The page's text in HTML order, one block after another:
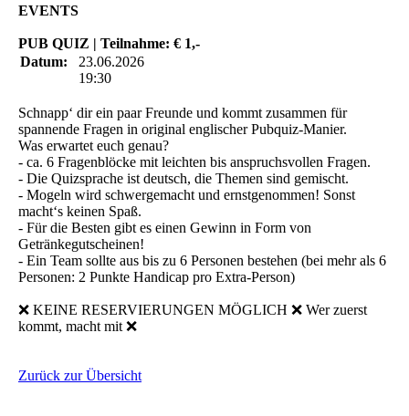
EVENTS
PUB QUIZ | Teilnahme: € 1,-
Datum:
23.06.2026
19:30
Schnapp‘ dir ein paar Freunde und kommt zusammen für
spannende Fragen in original englischer Pubquiz-Manier.
Was erwartet euch genau?
- ca. 6 Fragenblöcke mit leichten bis anspruchsvollen Fragen.
- Die Quizsprache ist deutsch, die Themen sind gemischt.
- Mogeln wird schwergemacht und ernstgenommen! Sonst
macht‘s keinen Spaß.
- Für die Besten gibt es einen Gewinn in Form von
Getränkegutscheinen!
- Ein Team sollte aus bis zu 6 Personen bestehen (bei mehr als 6
Personen: 2 Punkte Handicap pro Extra-Person)
❌ KEINE RESERVIERUNGEN MÖGLICH ❌ Wer zuerst
kommt, macht mit ❌
Zurück zur Übersicht